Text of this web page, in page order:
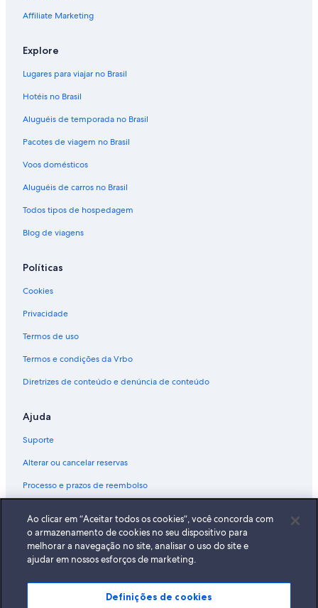
Affiliate Marketing
Explore
Lugares para viajar no Brasil
Hotéis no Brasil
Aluguéis de temporada no Brasil
Pacotes de viagem no Brasil
Voos domésticos
Aluguéis de carros no Brasil
Todos tipos de hospedagem
Blog de viagens
Políticas
Cookies
Privacidade
Termos de uso
Termos e condições da Vrbo
Diretrizes de conteúdo e denúncia de conteúdo
Ajuda
Suporte
Alterar ou cancelar reservas
Processo e prazos de reembolso
Documentos para viagens internacionais
A Expedia, Inc. não se responsabiliza pelo conteúdo dos sites externos.
Ao clicar em “Aceitar todos os cookies”, você concorda com
o armazenamento de cookies no seu dispositivo para
melhorar a navegação no site, analisar o uso do site e
ajudar em nossos esforços de marketing.
Definições de cookies